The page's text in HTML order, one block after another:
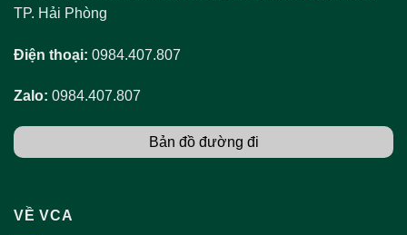
TP. Hải Phòng
Điện thoại: 0984.407.807
Zalo: 0984.407.807
Bản đồ đường đi
VỀ VCA